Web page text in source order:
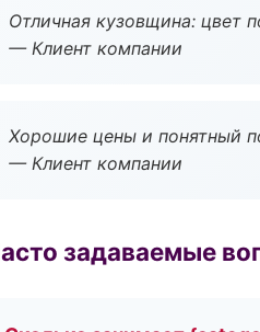
Отличная кузовщина: цвет
— Клиент компании
Хорошие цены и понятный
— Клиент компании
задаваемые